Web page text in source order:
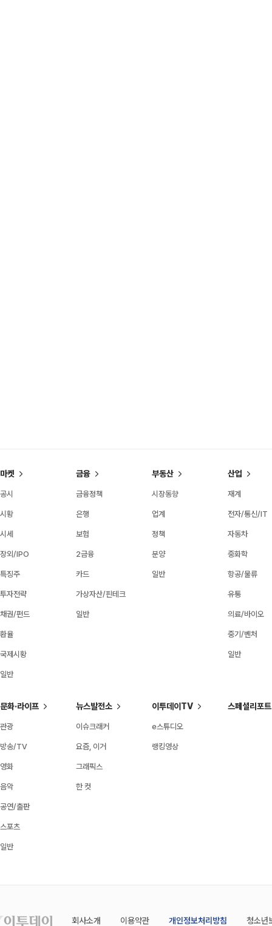
마켓
공시
시황
시세
장외/IPO
특징주
투자전략
채권/펀드
환율
국제시황
일반
금융
금융정책
은행
보험
2금융
카드
가상자산/핀테크
일반
부동산
시장동향
업계
정책
분양
일반
산업
재계
전자/통신/IT
자동차
중화학
항공/물류
유통
의료/바이오
중기/벤처
일반
문화·라이프
관광
방송/TV
영화
음악
공연/출판
스포츠
일반
뉴스발전소
이슈크래커
요즘, 이거
그래픽스
한 컷
이투데이TV
e스튜디오
랭킹영상
스페셜리포트
회사소개 이용약관 개인정보처리방침 청소년